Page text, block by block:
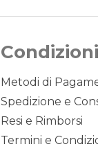
Metodi di
Spedizione e
Resi e Rimborsi
Termini e